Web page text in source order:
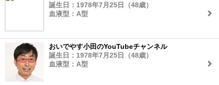
誕生日：1978年7月25日（48歳）
血液型：A型
おいでやす小田のYouTubeチャンネル
誕生日：1978年7月25日（48歳）
血液型：A型